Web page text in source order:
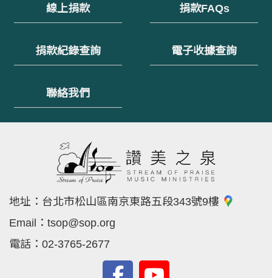
線上捐款 捐款FAQs
捐款紀錄查詢 電子收據查詢
聯絡我們
地址： 台北市松山區南京東路五段343號9樓
Email： tsop@sop.org
電話： 02-3765-2677